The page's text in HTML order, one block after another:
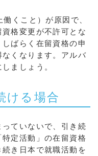
くこと）が原因で、
格変更が不許可とな
ばらく在留資格の申
くなります。アルバ
ましょう。
ける場合
ていないで、引き続
定活動」の在留資格
き日本で就職活動を